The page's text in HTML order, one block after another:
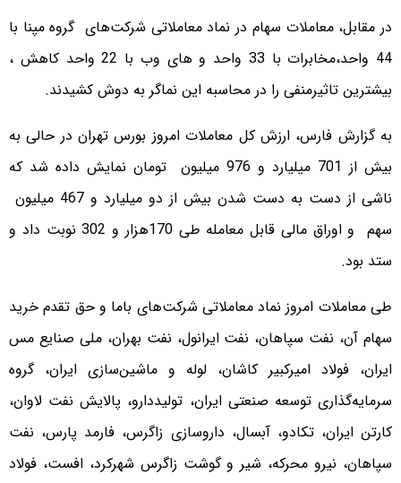
در مقابل، معاملات سهام در نماد معاملاتی شرکت‌های گروه مپنا با
44 واحد،مخابرات با 33 واحد و های وب با 22 واحد کاهش ،
بیشترین تاثیرمنفی را در محاسبه این نماگر به دوش کشیدند.
به گزارش فارس، ارزش کل معاملات امروز بورس تهران در حالی به
بیش از 701 میلیارد و 976 میلیون تومان نمایش داده شد که
ناشی از دست به دست شدن بیش از دو میلیارد و 467 میلیون
سهم و اوراق مالی قابل معامله طی 170هزار و 302 نوبت داد و
ستد بود.
طی معاملات امروز نماد معاملاتی شرکت‌های باما و حق تقدم خرید
سهام آن، نفت سپاهان، نفت ایرانول، نفت بهران، ملی صنایع مس
ایران، فولاد امیرکبیر کاشان، لوله و ماشین‌سازی ایران، گروه
سرمایه‌گذاری توسعه صنعتی ایران، تولیددارو، پالایش نفت لاوان،
کارتن ایران، تکادو، آبسال، داروسازی زاگرس، فارمد پارس، نفت
سپاهان، نیرو محرکه، شیر و گوشت زاگرس شهرکرد، افست، فولاد